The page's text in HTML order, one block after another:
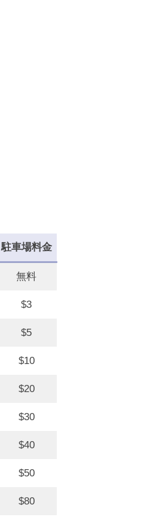
駐車場料金
無料
$3
$5
$10
$20
$30
$40
$50
$80